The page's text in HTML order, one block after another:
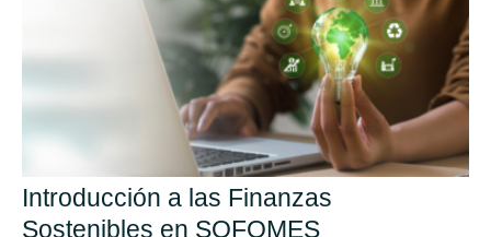
Introducción a las Finanzas
Sostenibles en SOFOMES